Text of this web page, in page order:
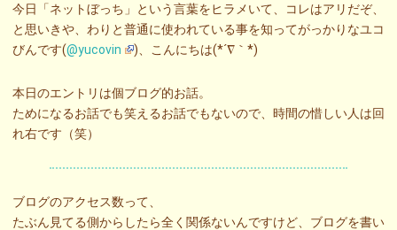
今日「ネットぼっち」という言葉をヒラメいて、コレはアリだぞ、
と思いきや、わりと普通に使われている事を知ってがっかりなユコ
びんです(@yucovin )、こんにちは(*´∇｀*)
本日のエントリは個ブログ的お話。
ためになるお話でも笑えるお話でもないので、時間の惜しい人は回
れ右です（笑）
ブログのアクセス数って、
たぶん見てる側からしたら全く関係ないんですけど、ブログを書い